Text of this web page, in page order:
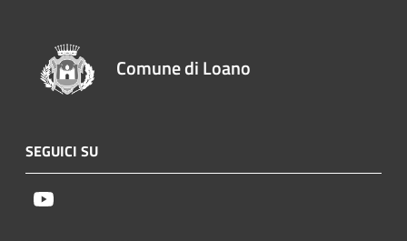
Comune di Loano
SEGUICI SU